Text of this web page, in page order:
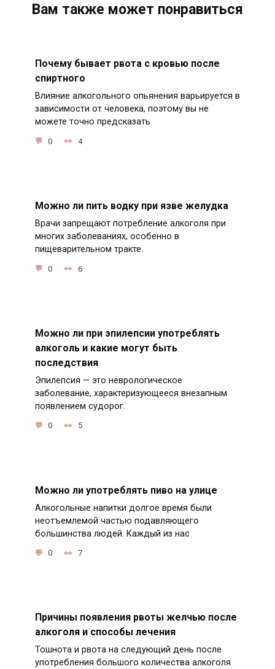
Вам также может понравиться
Почему бывает рвота с кровью после
спиртного
Влияние алкогольного опьянения варьируется в
зависимости от человека, поэтому вы не
можете точно предсказать
0 4
Можно ли пить водку при язве желудка
Врачи запрещают потребление алкоголя при
многих заболеваниях, особенно в
пищеварительном тракте.
0 6
Можно ли при эпилепсии употреблять
алкоголь и какие могут быть
последствия
Эпилепсия — это неврологическое
заболевание, характеризующееся внезапным
появлением судорог.
0 5
Можно ли употреблять пиво на улице
Алкогольные напитки долгое время были
неотъемлемой частью подавляющего
большинства людей. Каждый из нас
0 7
Причины появления рвоты желчью после
алкоголя и способы лечения
Тошнота и рвота на следующий день после
употребления большого количества алкоголя